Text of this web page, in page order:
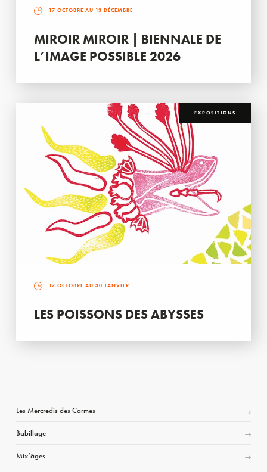
17 OCTOBRE AU 13 DÉCEMBRE
MIROIR MIROIR | BIENNALE DE
L’IMAGE POSSIBLE 2026
EXPOSITIONS
17 OCTOBRE AU 30 JANVIER
LES POISSONS DES ABYSSES
Les Mercredis des Carmes
Babillage
Mix’âges